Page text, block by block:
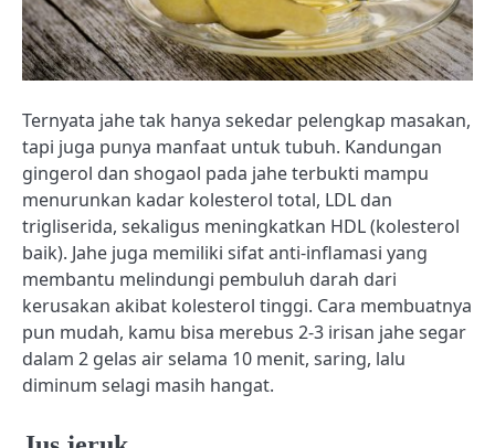
Ternyata jahe tak hanya sekedar pelengkap masakan,
tapi juga punya manfaat untuk tubuh. Kandungan
gingerol dan shogaol pada jahe terbukti mampu
menurunkan kadar kolesterol total, LDL dan
trigliserida, sekaligus meningkatkan HDL (kolesterol
baik). Jahe juga memiliki sifat anti-inflamasi yang
membantu melindungi pembuluh darah dari
kerusakan akibat kolesterol tinggi. Cara membuatnya
pun mudah, kamu bisa merebus 2-3 irisan jahe segar
dalam 2 gelas air selama 10 menit, saring, lalu
diminum selagi masih hangat.